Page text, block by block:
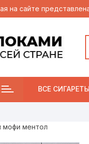
на сайте
ВСЕ СИГАРЕТЫ
мофи ментол